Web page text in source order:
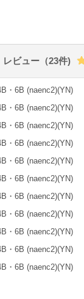
レビュー（23件)